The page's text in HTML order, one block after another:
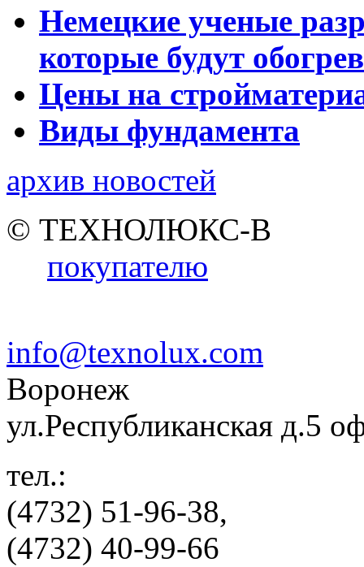
Немецкие ученые
которые будут
Цены на
Виды фундамента
архив новостей
© ТЕХНОЛЮКС-В
покупателю
info@texnolux.com
Воронеж
ул.Республиканская д.5
тел.:
(4732) 51-96-38,
(4732) 40-99-66